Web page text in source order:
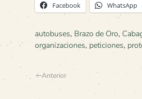
Facebook WhatsApp
autobuses, Brazo de Oro,
organizaciones, peticiones,
Anterior